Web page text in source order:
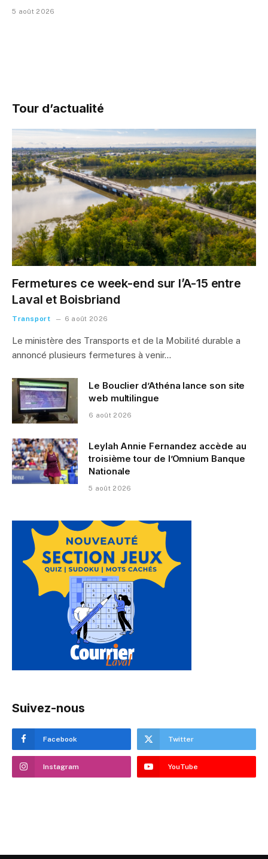
5 août 2026
Tour d’actualité
Fermetures ce week-end sur l’A-15 entre
Laval et Boisbriand
Transport 6 août 2026
Le ministère des Transports et de la Mobilité durable a
annoncé plusieurs fermetures à venir…
Le Bouclier d’Athéna lance son site
web multilingue
6 août 2026
Leylah Annie Fernandez accède au
troisième tour de l’Omnium Banque
Nationale
5 août 2026
Suivez-nous
Facebook Twitter
Instagram YouTube